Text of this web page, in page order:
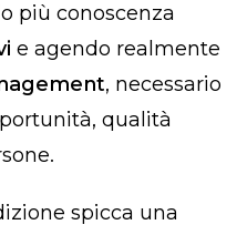
più conoscenza
e agendo realmente
, necessario
qualità
spicca una